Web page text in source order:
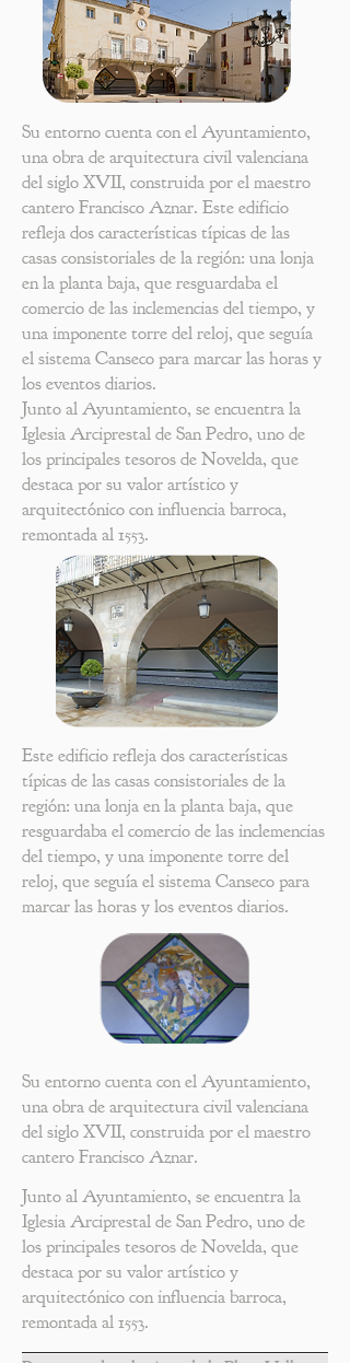
Su entorno cuenta con el Ayuntamiento,
una obra de arquitectura civil valenciana
del siglo XVII, construida por el maestro
cantero Francisco Aznar. Este edificio
refleja dos características típicas de las
casas consistoriales de la región: una lonja
en la planta baja, que resguardaba el
comercio de las inclemencias del tiempo, y
una imponente torre del reloj, que seguía
el sistema Canseco para marcar las horas y
los eventos diarios.
Junto al Ayuntamiento, se encuentra la
Iglesia Arciprestal de San Pedro, uno de
los principales tesoros de Novelda, que
destaca por su valor artístico y
arquitectónico con influencia barroca,
remontada al 1553.
Este edificio refleja dos características
típicas de las casas consistoriales de la
región: una lonja en la planta baja, que
resguardaba el comercio de las inclemencias
del tiempo, y una imponente torre del
reloj, que seguía el sistema Canseco para
marcar las horas y los eventos diarios.
Su entorno cuenta con el Ayuntamiento,
una obra de arquitectura civil valenciana
del siglo XVII, construida por el maestro
cantero Francisco Aznar.
Junto al Ayuntamiento, se encuentra la
Iglesia Arciprestal de San Pedro, uno de
los principales tesoros de Novelda, que
destaca por su valor artístico y
arquitectónico con influencia barroca,
remontada al 1553.